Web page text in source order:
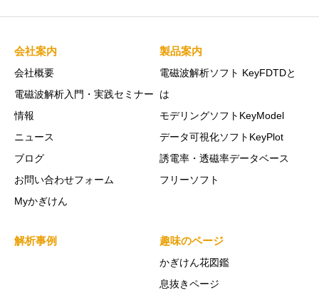
会社案内
会社概要
電磁波解析入門・実践セミナー
情報
ニュース
ブログ
お問い合わせフォーム
Myかぎけん
製品案内
電磁波解析ソフト KeyFDTDと
は
モデリングソフトKeyModel
データ可視化ソフトKeyPlot
誘電率・透磁率データベース
フリーソフト
解析事例 趣味のページ
かぎけん花図鑑
息抜きページ